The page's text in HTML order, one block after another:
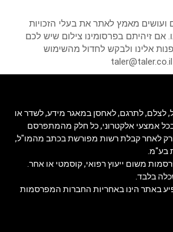
ועושים מאמץ לאתר את בעלי הזכויות
אם זיהיתם בפרסומינו צילום שיש לכם
אלינו ולבקש לחדול מהשימוש
לצלם, לתרגם, לאחסן במאגר מידע, לשדר או
אמצעי אלקטרוני, כל חלק מהמתפרסם
לאחר קבלת רשות מפורשת בכתב מהמו"ל,
בע"מ.
משום ייעוץ רפואי, קוסמטי או אחר.
בלבד.
באתר הינו באחריות החברות המפרסמות